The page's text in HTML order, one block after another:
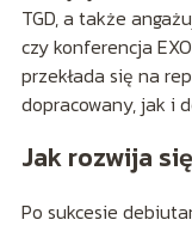
TGD, a także
czy konferencja
przekłada się na
dopracowany, jak i
Jak rozwija
Po sukcesie